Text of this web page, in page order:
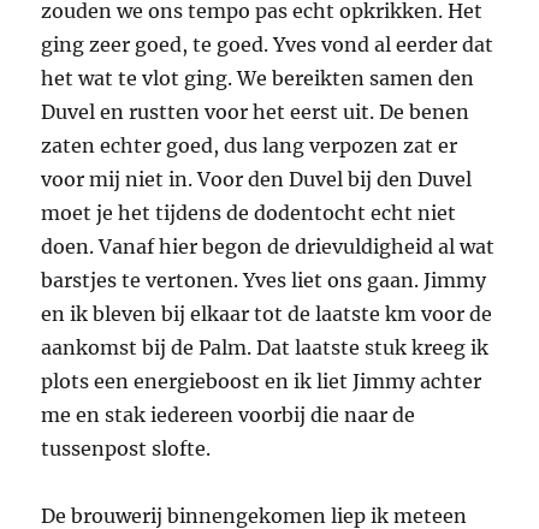
zouden we ons tempo pas echt opkrikken. Het
ging zeer goed, te goed. Yves vond al eerder dat
het wat te vlot ging. We bereikten samen den
Duvel en rustten voor het eerst uit. De benen
zaten echter goed, dus lang verpozen zat er
voor mij niet in. Voor den Duvel bij den Duvel
moet je het tijdens de dodentocht echt niet
doen. Vanaf hier begon de drievuldigheid al wat
barstjes te vertonen. Yves liet ons gaan. Jimmy
en ik bleven bij elkaar tot de laatste km voor de
aankomst bij de Palm. Dat laatste stuk kreeg ik
plots een energieboost en ik liet Jimmy achter
me en stak iedereen voorbij die naar de
tussenpost slofte.
De brouwerij binnengekomen liep ik meteen